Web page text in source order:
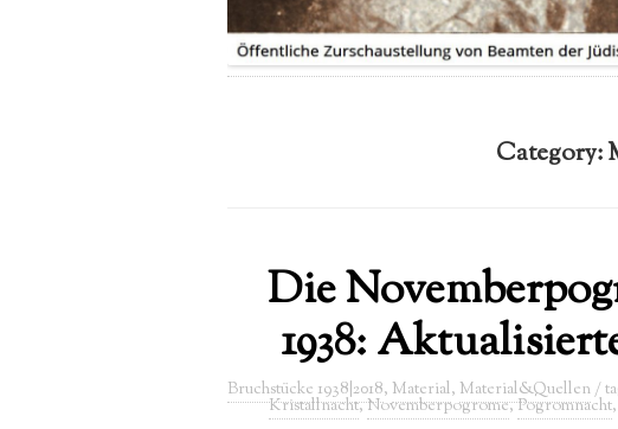
SPENDE
FLYER
Category:
Die
1938:
Bruchstücke 1938|2018, Material, Material&Quellen/
Kristallnacht,Novemberpogrome,Pogromnacht,